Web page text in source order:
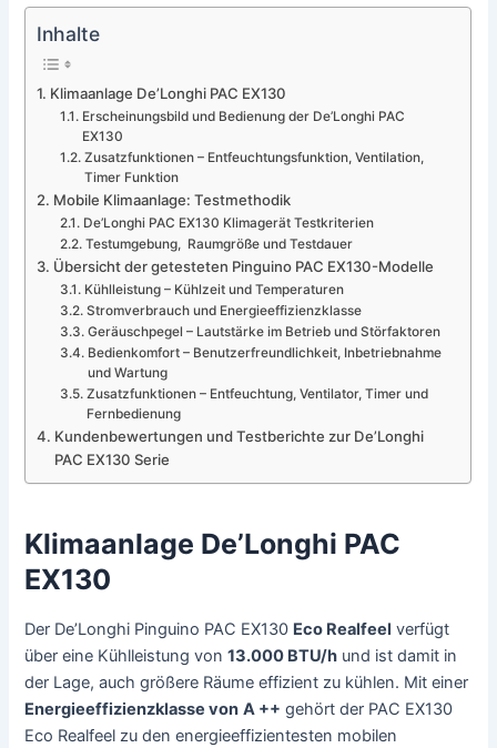
Inhalte
Klimaanlage De’Longhi PAC EX130
Erscheinungsbild und Bedienung der De’Longhi PAC
EX130
Zusatzfunktionen – Entfeuchtungsfunktion, Ventilation,
Timer Funktion
Mobile Klimaanlage: Testmethodik
De’Longhi PAC EX130 Klimagerät Testkriterien
Testumgebung, Raumgröße und Testdauer
Übersicht der getesteten Pinguino PAC EX130-Modelle
Kühlleistung – Kühlzeit und Temperaturen
Stromverbrauch und Energieeffizienzklasse
Geräuschpegel – Lautstärke im Betrieb und Störfaktoren
Bedienkomfort – Benutzerfreundlichkeit, Inbetriebnahme
und Wartung
Zusatzfunktionen – Entfeuchtung, Ventilator, Timer und
Fernbedienung
Kundenbewertungen und Testberichte zur De’Longhi
PAC EX130 Serie
Klimaanlage De’Longhi PAC
EX130
Der De’Longhi Pinguino PAC EX130 Eco Realfeel verfügt
über eine Kühlleistung von13.000 BTU/h und ist damit in
der Lage, auch größere Räume effizient zu kühlen. Mit einer
Energieeffizienzklasse von A ++ gehört der PAC EX130
Eco Realfeel zu den energieeffizientesten mobilen